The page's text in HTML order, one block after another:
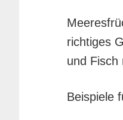
richtiges
und Fisch
Beispiele